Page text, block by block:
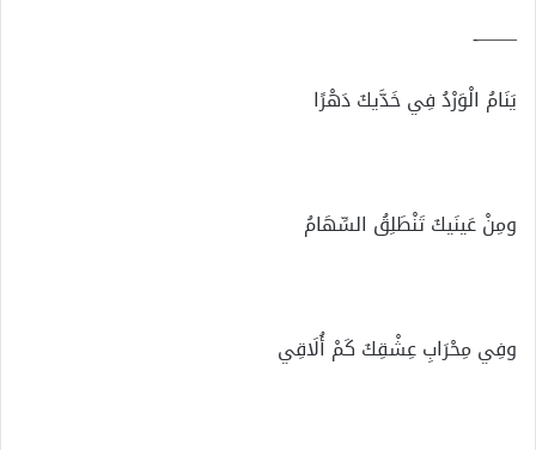
——-
يَنَامُ الْوَرْدُ فِي خَدَّيكَ دَهْرًا
ومِنْ عَينَيكَ تَنْطَلِقُ السِّهَامُ
وفِي مِحْرَابِ عِشْقِكَ كَمْ أُلَاقِي